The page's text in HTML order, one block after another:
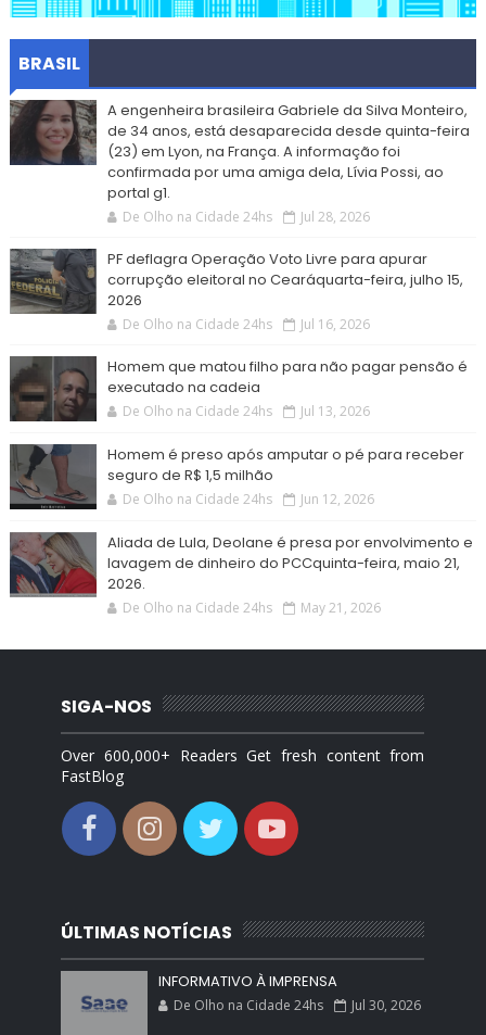
BRASIL
A engenheira brasileira Gabriele da Silva Monteiro,
de 34 anos, está desaparecida desde quinta-feira
(23) em Lyon, na França. A informação foi
confirmada por uma amiga dela, Lívia Possi, ao
portal g1.
De Olho na Cidade 24hs Jul 28, 2026
PF deflagra Operação Voto Livre para apurar
corrupção eleitoral no Cearáquarta-feira, julho 15,
2026
De Olho na Cidade 24hs Jul 16, 2026
Homem que matou filho para não pagar pensão é
executado na cadeia
De Olho na Cidade 24hs Jul 13, 2026
Homem é preso após amputar o pé para receber
seguro de R$ 1,5 milhão
De Olho na Cidade 24hs Jun 12, 2026
Aliada de Lula, Deolane é presa por envolvimento e
lavagem de dinheiro do PCCquinta-feira, maio 21,
2026.
De Olho na Cidade 24hs May 21, 2026
SIGA-NOS
Over 600,000+ Readers Get fresh content from
FastBlog
ÚLTIMAS NOTÍCIAS
INFORMATIVO À IMPRENSA
De Olho na Cidade 24hs Jul 30, 2026